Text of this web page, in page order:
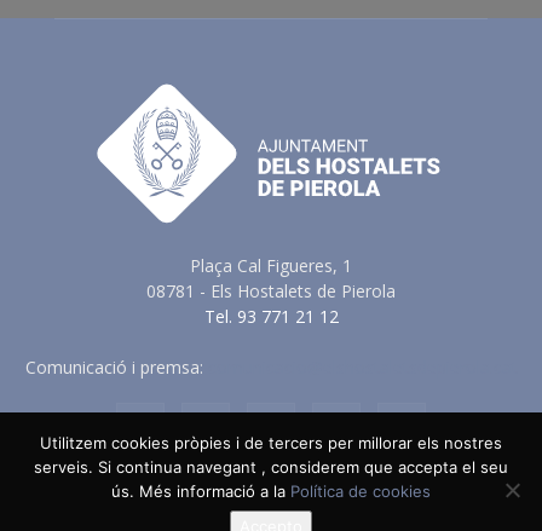
Plaça Cal Figueres, 1
08781 - Els Hostalets de Pierola
Tel. 93 771 21 12
Comunicació i premsa:
Avis Legal Política de Privacitat
Política de Cookies
Política en vers a les Xarxes Socials
Utilitzem cookies pròpies i de tercers per millorar els nostres
serveis. Si continua navegant , considerem que accepta el seu
ús. Més informació a la Política de cookies